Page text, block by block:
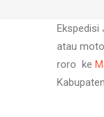
Ekspedisi
atau
roro ke